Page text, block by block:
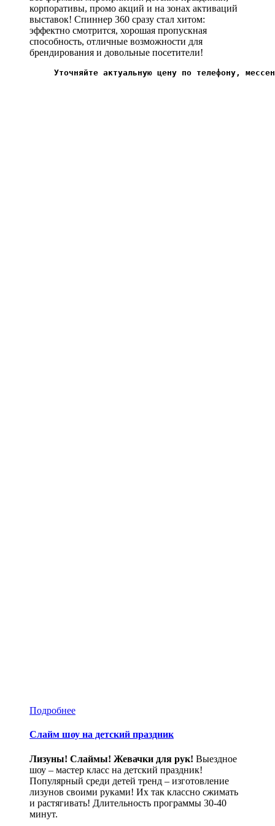
корпоративы, промо акций и на зонах активаций
выставок! Спиннер 360 сразу стал хитом:
эффектно смотрится, хорошая пропускная
способность, отличные возможности для
брендирования и довольные посетители!
Подробнее
Слайм шоу на детский праздник
Лизуны! Слаймы! Жевачки для рук! Выездное
шоу – мастер класс на детский праздник!
Популярный среди детей тренд – изготовление
лизунов своими руками! Их так классно сжимать
и растягивать! Длительность программы 30-40
минут.